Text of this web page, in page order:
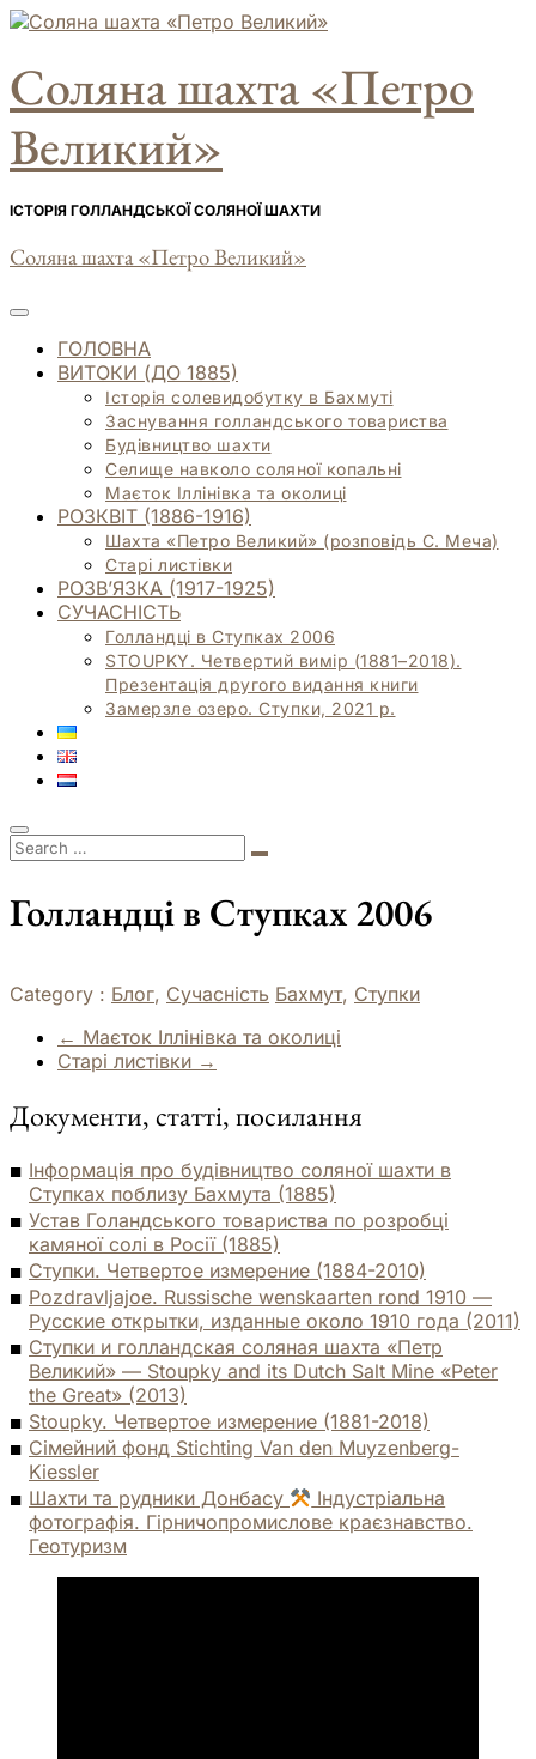
Skip
content
Соляна шахта «Петро
Великий»
ІСТОРІЯ ГОЛЛАНДСЬКОЇ СОЛЯНОЇ ШАХТИ
Соляна шахта «Петро Великий»
ГОЛОВНА
ВИТОКИ (ДО 1885)
Історія солевидобутку в Бахмуті
Заснування голландського товариства
Будівництво шахти
Селище навколо соляної копальні
Маєток Іллінівка та околиці
РОЗКВІТ (1886-1916)
Шахта «Петро Великий» (розповідь С. Меча)
Старі листівки
РОЗВ’ЯЗКА (1917-1925)
СУЧАСНІСТЬ
Голландці в Ступках 2006
STOUPKY. Четвертий вимір (1881–2018).
Презентація другого видання книги
Замерзле озеро. Ступки, 2021 р.
Голландці в Ступках 2006
Category : Блог, Сучасність Бахмут, Ступки
← Маєток Іллінівка та околиці
Старі листівки →
Документи, статті, посилання
Інформація про будівництво соляної шахти в
Ступках поблизу Бахмута (1885)
Устав Голандського товариства по розробці
камяної солі в Росії (1885)
Ступки. Четвертое измерение (1884-2010)
Pozdravljajoe. Russische wenskaarten rond 1910 —
Русские открытки, изданные около 1910 года (2011)
Ступки и голландская соляная шахта «Петр
Великий» — Stoupky and its Dutch Salt Mine «Peter
the Great» (2013)
Stoupky. Четвертое измерение (1881-2018)
Сімейний фонд Stichting Van den Muyzenberg-
Kiessler
Шахти та рудники Донбасу
Індустріальна
фотографія. Гірничопромислове краєзнавство.
Геотуризм